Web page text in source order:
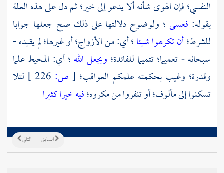
النفسي؛ فإن الهوى شأنه ألا يدعو إلى خير؛ ثم دل على هذه العلة
بقوله: فعسى ؛ ولوضوح دلالتها على ذلك صح جعلها جوابا
للشرط؛أن تكرهوا شيئا؛ أي: من الأزواج؛ أو غيرها؛ لم يقيده -
سبحانه - تعميما؛ تتميما للفائدة؛ ويجعل الله؛ أي: المحيط علما
وقدرة؛ وغيب بحكمته علمكم العواقب؛ [ ص:
لئلا
تسكنوا إلى مألوف؛ أو تنفروا من مكروه؛فيه خيرا كثيرا
التالي السابق